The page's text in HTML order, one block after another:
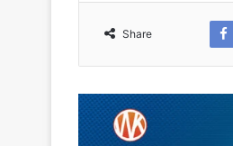
Share